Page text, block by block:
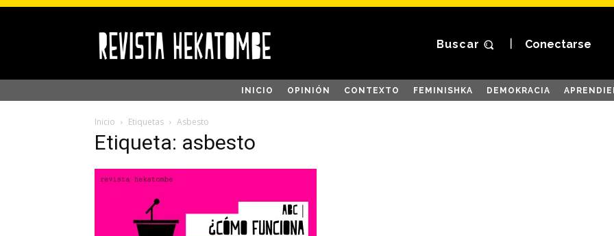
Buscar Conectarse
INICIO OPINIÓN CONTEXTO FEMINISHKA DEMOKRACIA
Inicio Etiquetas Asbesto
Etiqueta: asbesto